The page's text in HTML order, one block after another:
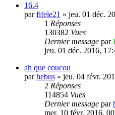
16.4
parfifele21 » jeu. 01 déc.
1 Réponses
130382 Vues
Dernier message par
jeu. 01 déc. 2016,
ah que coucou
parhebus » jeu. 04 févr.
2 Réponses
114854 Vues
Dernier message par
mer. 10 févr. 2016,